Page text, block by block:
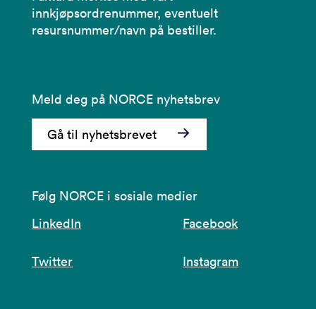
innkjøpsordrenummer, eventuelt
resursnummer/navn på bestiller.
Meld deg på NORCE nyhetsbrev
Gå til nyhetsbrevet
Følg NORCE i sosiale medier
LinkedIn
Facebook
Twitter Instagram